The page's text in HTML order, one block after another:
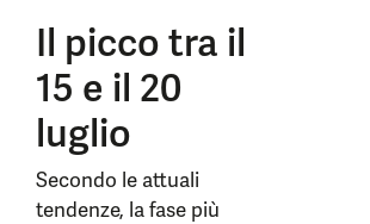
Il picco tra il
15 e il 20
luglio
Secondo le attuali
tendenze, la fase più